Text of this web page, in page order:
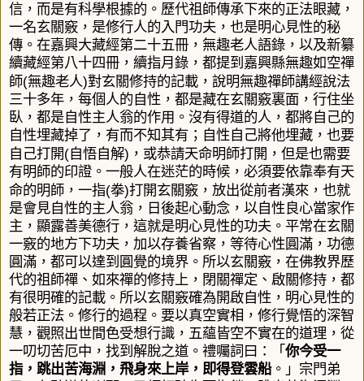
信，而是有科學根據的。 歷代祖師傳承下來的正法眼藏，
一名玄關竅，是修行人的入門功夫，也是明心見性的秘
傳。在嘉興大藏經第二十五冊，無趣老人語錄，以及新纂
續藏經第八十四冊 ， 續指月錄，都提到嘉興縣無趣如空禪
師(無趣老人)對玄關修持的記載，說明無趣禪師講經說法
三十多年，每個人的自性 ， 都是藏在玄關竅裏面，行住坐
臥 ， 都是自性主人翁的作用。沒有得道的人，都將自己的
自性埋藏掉了，有而不知其有；自性自己將他埋藏，也要
自己打開(自悟自解) ，或恭請天命明師打開 ，但是也需要
有明師的印證。一般人在迷茫的時候，必須要依靠奉有天
命的明師，一指(拳)打開玄關竅，放出從前者漢來，也就
是會見自性的主人翁，日後起心動念，以自性良心當家作
主，顯露善美德行，這就是明心見性的功夫。平常在玄關
一竅的地方下功夫，加以存養省察，等待心性圓滿，功德
圓滿，都可以達到圓覺的境界。所以玄關竅，在佛教界歷
代的祖師禪、如來禪的修持上，閉關禪定、啟關修持，都
有很明確的記載。所以玄關竅確為開啟自性，明心見性的
般若正法。 修行的過程。要以真空實相，修行覺悟的深智
慧，觀照出世間色受想行識，五蘊皆空不實在的道理，從
一叨切苦厄中，找到解脫之道。禮囑詞曰：「 你今受一
指，跳出苦海淵，飛身來上岸，即得登雲船。」宗門弟